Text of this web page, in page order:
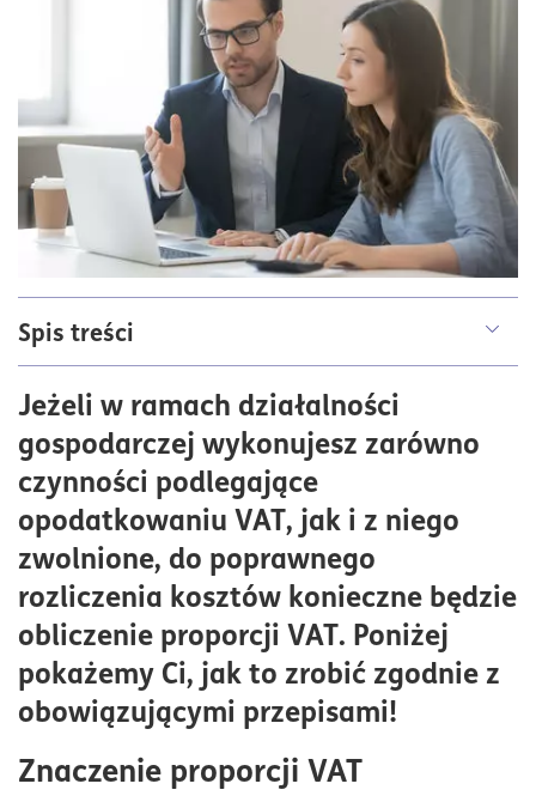
Spis treści
Metody obliczania wskaźnika
Regulacje prawne dotyczące proporcji
Przykłady zastosowania proporcji VAT
Jak poprawić wartość wskaźnika?
Narzędzia i techniki do analizy proporcji VAT
Jeżeli w ramach działalności
gospodarczej wykonujesz zarówno
czynności podlegające
opodatkowaniu VAT, jak i z niego
zwolnione, do poprawnego
rozliczenia kosztów konieczne będzie
obliczenie proporcji VAT. Poniżej
pokażemy Ci, jak to zrobić zgodnie z
obowiązującymi przepisami!
Znaczenie proporcji VAT